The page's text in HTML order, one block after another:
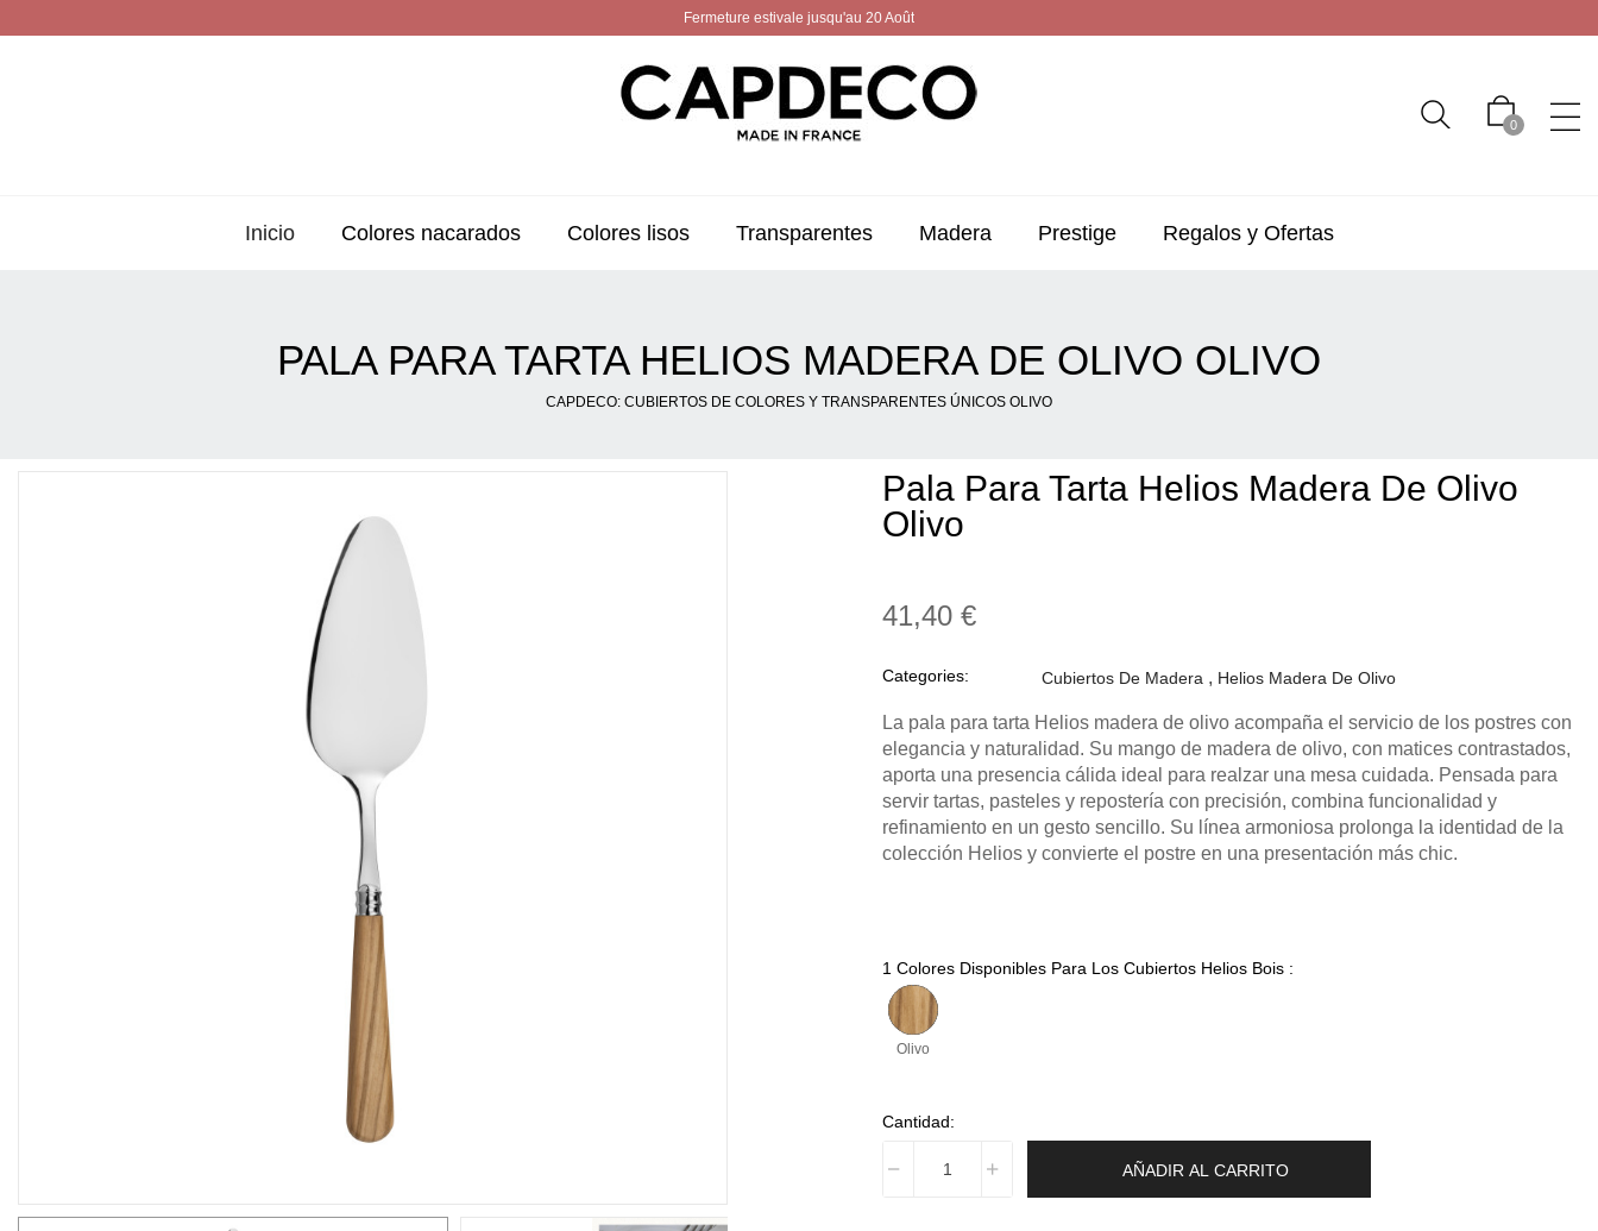
Fermeture estivale jusqu'au 20 Août
0
Inicio Colores nacarados Colores lisos Transparentes Madera Prestige Regalos y Ofertas
PALA PARA TARTA HELIOS MADERA DE OLIVO OLIVO
CAPDECO: CUBIERTOS DE COLORES Y TRANSPARENTES ÚNICOS OLIVO
Pala Para Tarta Helios Madera De Olivo
Olivo
41,40 €
Categories: Cubiertos De Madera Helios Madera De Olivo
La pala para tarta Helios madera de olivo acompaña el servicio de los postres con
elegancia y naturalidad. Su mango de madera de olivo, con matices contrastados,
aporta una presencia cálida ideal para realzar una mesa cuidada. Pensada para
servir tartas, pasteles y repostería con precisión, combina funcionalidad y
refinamiento en un gesto sencillo. Su línea armoniosa prolonga la identidad de la
colección Helios y convierte el postre en una presentación más chic.
1 Colores Disponibles Para Los Cubiertos Helios Bois :
Olivo
Cantidad:
AÑADIR AL CARRITO